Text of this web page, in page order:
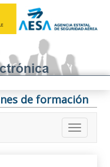
de formación